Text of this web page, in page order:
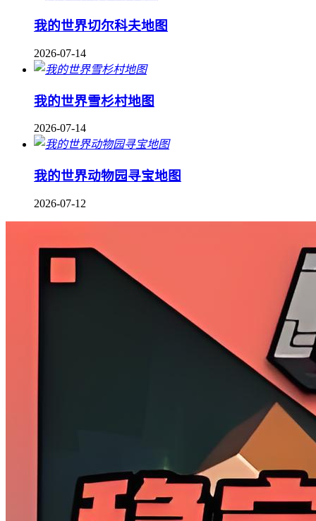
我的世界切尔科夫地图
2026-07-14
我的世界雪杉村地图
2026-07-14
我的世界动物园寻宝地图
2026-07-12